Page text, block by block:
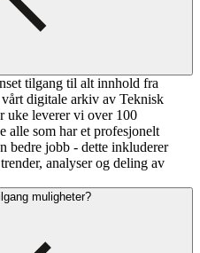
tilgang til alt innhold fra
digitale arkiv av Teknisk
uke leverer vi over 100
alle som har et profesjonelt
bedre jobb - dette inkluderer
analyser og deling av
muligheter?